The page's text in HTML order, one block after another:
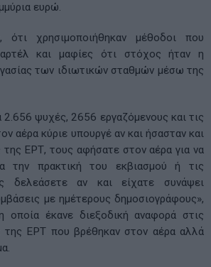
ευρώ.
ότι χρησιμοποιήθηκαν μέθοδοι που
και μαφίες ότι στόχος ήταν η
των ιδιωτικών σταθμών μέσω της
ψυχές, 2656 εργαζόμενους και τις
αέρα κύριε υπουργέ αν και ήσασταν και
της ΕΡΤ, τους αφήσατε στον αέρα για να
την πρακτική του εκβιασμού ή τις
δελεάσετε αν και είχατε συνάψει
με ημέτερους δημοσιογράφους»,
οποία έκανε διεξοδική αναφορά στις
της ΕΡΤ που βρέθηκαν στον αέρα αλλά